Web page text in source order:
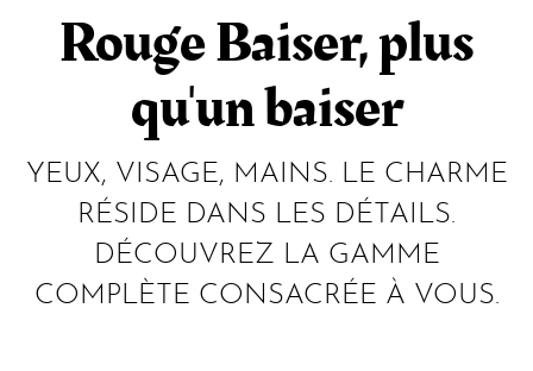
Rouge Baiser, plus
qu'un baiser
YEUX, VISAGE, MAINS. LE CHARME
RÉSIDE DANS LES DÉTAILS.
DÉCOUVREZ LA GAMME
COMPLÈTE CONSACRÉE À VOUS.